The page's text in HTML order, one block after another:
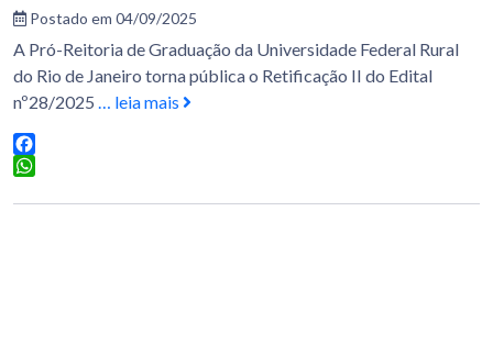
Postado em 04/09/2025
A Pró-Reitoria de Graduação da Universidade Federal Rural
do Rio de Janeiro torna pública o Retificação II do Edital
nº28/2025 … leia mais
Facebook